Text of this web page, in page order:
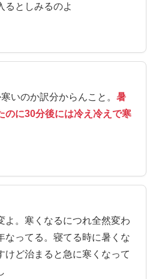
としみるのよ
いのか訳分からんこと。 暑
のに30分後には冷え冷えで寒
よ。寒くなるにつれ全然変わ
なってる。寝てる時に暑くな
けど治まると急に寒くなって